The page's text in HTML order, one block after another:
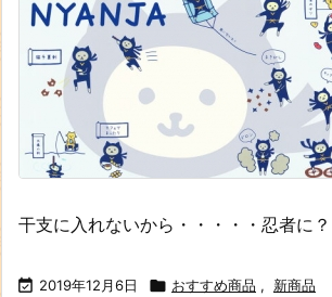
干支に入れないから・・・・・忍者に？
 2019年12月6日  おすすめ商品 , 新商品